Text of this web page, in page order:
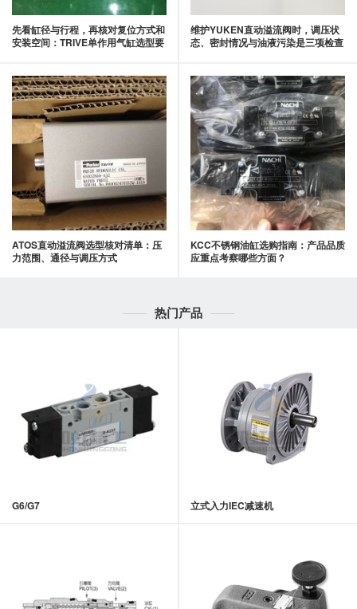
先看缸径与行程，再核对复位方式和
安装空间：TRIVE单作用气缸选型要
维护YUKEN直动溢流阀时，调压状
态、密封情况与油液污染是三项检查
ATOS直动溢流阀选型核对清单：压
力范围、通径与调压方式
KCC不锈钢油缸选购指南：产品品质
应重点考察哪些方面？
热门产品
G6/G7 立式入力IEC减速机